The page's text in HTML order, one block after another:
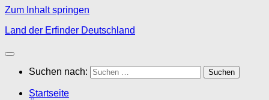
Zum Inhalt springen
Land der Erfinder Deutschland
Suchen nach:
Startseite